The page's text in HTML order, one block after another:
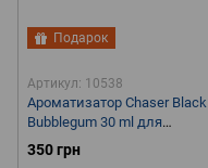
Подарок
Артикул: 10538
Ароматизатор Chaser Black
Bubblegum 30 ml для
самозамеса
350 грн